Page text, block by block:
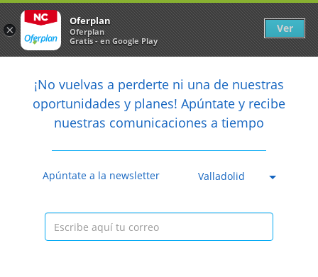

Caducada
Anterior
arrow_back Newsletter
¡No vuelvas a perderte ni una de nuestras
oportunidades y planes! Apúntate y recibe
nuestras comunicaciones a tiempo
Apúntate a la newsletter Valladolid
×
Oferplan
Oferplan
Gratis - en Google Play
Ver